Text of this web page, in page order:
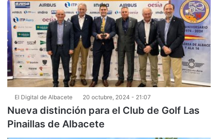
El Digital de Albacete 20 octubre, 2024 - 21:07
Nueva distinción para el Club de Golf Las
Pinaillas de Albacete